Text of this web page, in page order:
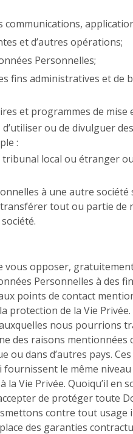
et d’autres opérations;
Personnelles;
fins administratives et de
et programmes de mise
ou de divulguer
:
tribunal local ou étranger
à une autre société
tout ou partie de
vous opposer,
Personnelles à des
points de contact
protection de la Vie Privée.
nous pourrions
des raisons mentionnées
ou dans d’autres pays.
fournissent le même
Vie Privée. Quoiqu’il en
de protéger toute
contre tout usage
des garanties